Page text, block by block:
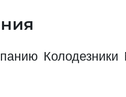
Колодезники